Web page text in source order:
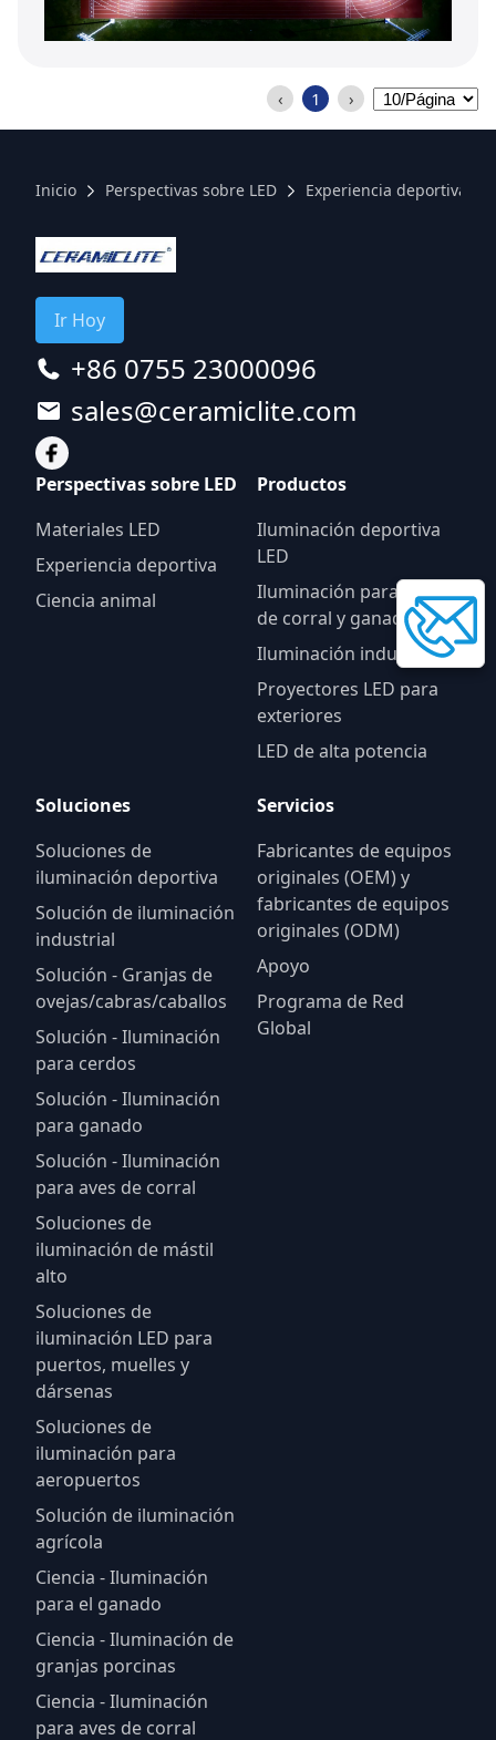
‹ 1 ›
Inicio Perspectivas sobre LED Experiencia deportiva
Ir Hoy
+86 0755 23000096
sales@ceramiclite.com
Perspectivas sobre LED
Materiales LED
Experiencia deportiva
Ciencia animal
Productos
Iluminación deportiva
LED
Iluminación para aves
de corral y ganado
Iluminación industrial
Proyectores LED para
exteriores
LED de alta potencia
Soluciones
Soluciones de
iluminación deportiva
Solución de iluminación
industrial
Solución - Granjas de
ovejas/cabras/caballos
Solución - Iluminación
para cerdos
Solución - Iluminación
para ganado
Solución - Iluminación
para aves de corral
Soluciones de
iluminación de mástil
alto
Soluciones de
iluminación LED para
puertos, muelles y
dársenas
Soluciones de
iluminación para
aeropuertos
Solución de iluminación
agrícola
Ciencia - Iluminación
para el ganado
Ciencia - Iluminación de
granjas porcinas
Ciencia - Iluminación
para aves de corral
Servicios
Fabricantes de equipos
originales (OEM) y
fabricantes de equipos
originales (ODM)
Apoyo
Programa de Red
Global